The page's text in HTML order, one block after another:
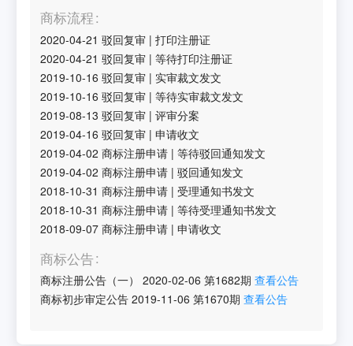
商标流程
2020-04-21 驳回复审 |打印注册证
2020-04-21 驳回复审 |等待打印注册证
2019-10-16 驳回复审 | 实审裁文发文
2019-10-16 驳回复审 |等待实审裁文发文
2019-08-13 驳回复审 |评审分案
2019-04-16 驳回复审 |申请收文
2019-04-02 商标注册申请 |等待驳回通知发文
2019-04-02 商标注册申请 |驳回通知发文
2018-10-31 商标注册申请 |受理通知书发文
2018-10-31 商标注册申请 |等待受理通知书发文
2018-09-07 商标注册申请 |申请收文
商标公告
商标注册公告（一） 2020-02-06 第1682期 查看公告
商标初步审定公告 2019-11-06 第1670期 查看公告